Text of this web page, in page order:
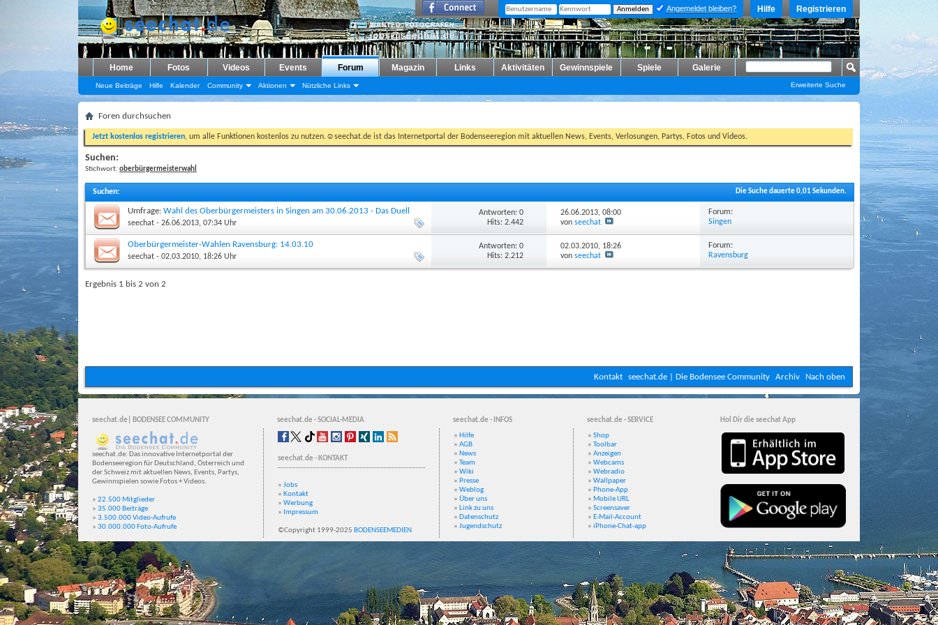
Registrieren
Hilfe
Angemeldet bleiben?
Home Fotos Videos Events Forum
Neue Beiträge Hilfe Kalender Community Aktionen Nützliche Links
Magazin Links Aktivitäten Gewinnspiele Spiele Galerie
Erweiterte Suche
Foren durchsuchen
Jetzt kostenlos registrieren, um alle Funktionen kostenlos zu nutzen.☺seechat.de ist das Internetportal der Bodenseeregion mit aktuellen News, Events, Verlosungen, Partys, Fotos und Videos.
Suchen:
Stichwort: oberbürgermeisterwahl
Suchen: Die Suche dauerte0,01Sekunden.
Umfrage: Wahl des Oberbürgermeisters in Singen am 30.06.2013 - Das Duell
EHRET vs. HÄUSLER
seechat - 26.06.2013, 07:34 Uhr
Antworten: 0
Hits: 2.442
26.06.2013, 08:00
von seechat
Forum:
Singen
Oberbürgermeister-Wahlen Ravensburg: 14.03.10
seechat - 02.03.2010, 18:26 Uhr
Antworten: 0
Hits: 2.212
02.03.2010, 18:26
von seechat
Forum:
Ravensburg
Ergebnis 1 bis 2 von 2
Kontakt seechat.de | Die Bodensee Community Archiv Nach oben
seechat.de| BODENSEE COMMUNITY seechat.de - SOCIAL-MEDIA seechat.de - INFOS seechat.de - SERVICE Hol Dir die seechat App
seechat.de: Das innovative Internetportal der
Bodenseeregion für Deutschland, Österreich und
der Schweiz mit aktuellen News, Events, Partys,
Gewinnspielen sowie Fotos + Videos.
» 22.500 Mitglieder
» 35.000 Beiträge
» 3.500.000 Video-Aufrufe
» 30.000.000 Foto-Aufrufe
seechat.de - KONTAKT
» Jobs
» Kontakt
» Werbung
» Impressum
©Copyright 1999-2025 BODENSEEMEDIEN
» Hilfe
» AGB
» News
» Team
» Wiki
» Presse
» Weblog
» Über uns
» Link zu uns
» Datenschutz
» Jugendschutz
» Shop
» Toolbar
» Anzeigen
» Webcams
» Webradio
» Wallpaper
» Phone-App
» Mobile URL
» Screensaver
» E-Mail-Account
» iPhone-Chat-app